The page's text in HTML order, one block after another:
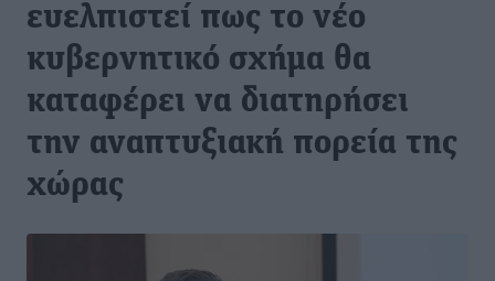
ευελπιστεί πως το νέο
κυβερνητικό σχήμα θα
καταφέρει να διατηρήσει
την αναπτυξιακή πορεία της
χώρας